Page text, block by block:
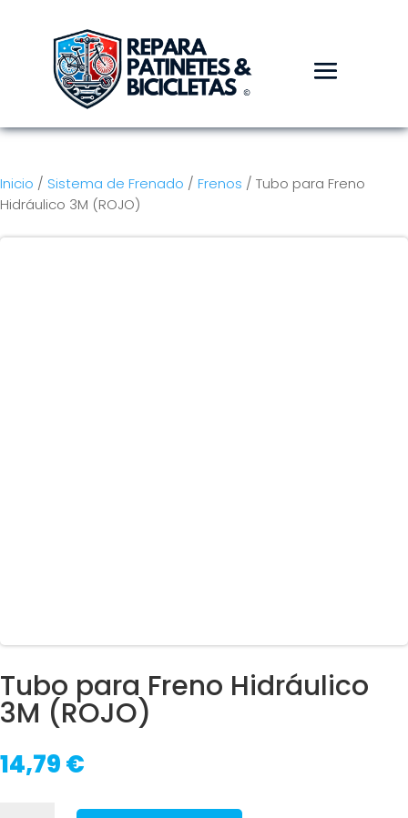
Inicio / Sistema de Frenado / Frenos / Tubo para Freno
Hidráulico 3M (ROJO)
Tubo para Freno Hidráulico
3M (ROJO)
14,79€